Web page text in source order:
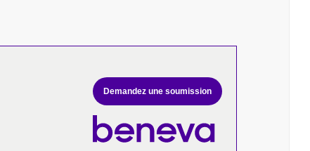
Demandez une soumission